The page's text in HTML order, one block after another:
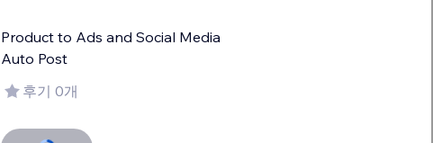
Product to Ads and Social Media
Auto Post
후기 0개